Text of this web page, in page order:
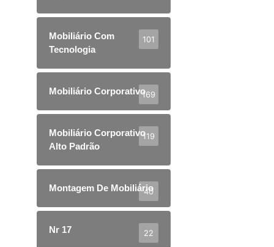
Mobiliário Com
Tecnologia
101
Mobiliário Corporativo169
Mobiliário Corporativo
Alto Padrão
119
Montagem De Mobiliário
40
Nr 17 22